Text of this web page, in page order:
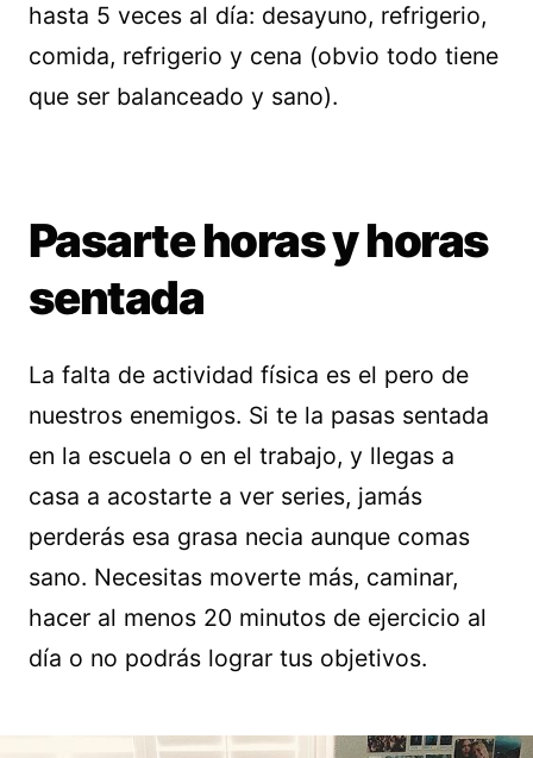
hasta 5 veces al día: desayuno, refrigerio,
comida, refrigerio y cena (obvio todo tiene
que ser balanceado y sano).
Pasarte horas y horas
sentada
La falta de actividad física es el pero de
nuestros enemigos. Si te la pasas sentada
en la escuela o en el trabajo, y llegas a
casa a acostarte a ver series, jamás
perderás esa grasa necia aunque comas
sano. Necesitas moverte más, caminar,
hacer al menos 20 minutos de ejercicio al
día o no podrás lograr tus objetivos.